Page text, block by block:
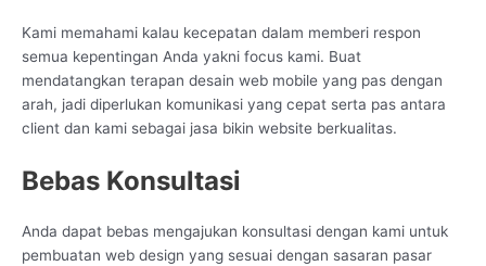
Kami memahami kalau kecepatan dalam memberi respon
semua kepentingan Anda yakni focus kami. Buat
mendatangkan terapan desain web mobile yang pas dengan
arah, jadi diperlukan komunikasi yang cepat serta pas antara
client dan kami sebagai jasa bikin website berkualitas.
Bebas Konsultasi
Anda dapat bebas mengajukan konsultasi dengan kami untuk
pembuatan web design yang sesuai dengan sasaran pasar